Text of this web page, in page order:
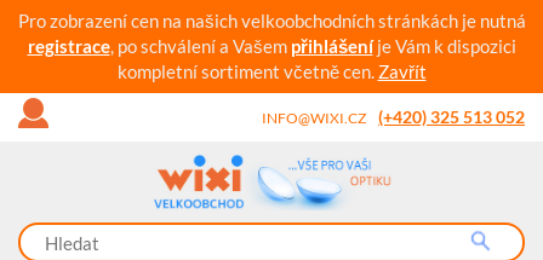
Pro zobrazení cen na našich velkoobchodních stránkách je nutná
registrace, po schválení a Vašem přihlášeníje Vám k dispozici
kompletní sortiment včetně cen. Zavřít
INFO@WIXI.CZ (+420) 325 513 052